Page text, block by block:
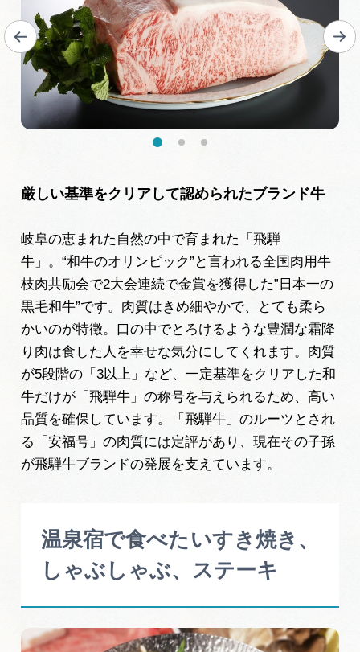
フォトライブラリー
動画ライブラリー
サイトポリシー
厳しい基準をクリアして認められたブランド牛
岐阜の恵まれた自然の中で育まれた「飛騨
牛」。“和牛のオリンピック”と言われる全国肉用牛
枝肉共励会で2大会連続で金賞を獲得した”日本一の
黒毛和牛”です。肉質はきめ細やかで、とても柔ら
かいのが特徴。口の中でとろけるような豊潤な霜降
り肉は食した人を幸せな気分にしてくれます。肉質
が5段階の「3以上」など、一定基準をクリアした和
牛だけが「飛騨牛」の称号を与えられるため、高い
品質を確保しています。「飛騨牛」のルーツとされ
る「安福号」の肉質には定評があり、現在その子孫
が飛騨牛ブランドの発展を支えています。
温泉宿で食べたいすき焼き、
しゃぶしゃぶ、ステーキ